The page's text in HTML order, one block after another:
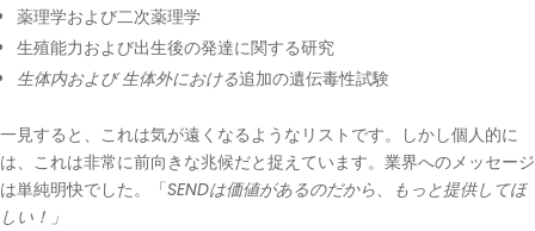
薬理学および二次薬理学
生殖能力および出生後の発達に関する研究
生体内および生体外における追加の遺伝毒性試験
一見すると、これは気が遠くなるようなリストです。しかし個人的に
は、これは非常に前向きな兆候だと捉えています。業界へのメッセージ
は単純明快でした。「SENDは価値があるのだから、もっと提供してほ
しい！」